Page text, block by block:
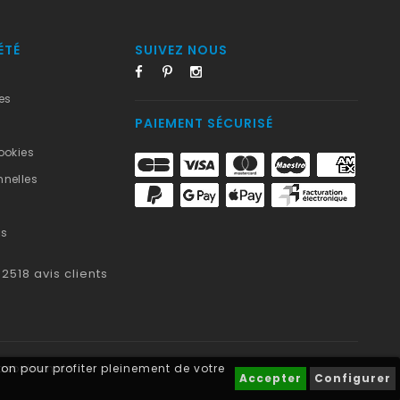
pour profiter pleinement de votre
Accepter Configurer
SUIVEZ NOUS
PAIEMENT SÉCURISÉ
2518 avis clients